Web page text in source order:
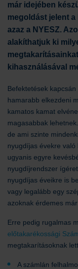
már idejében
megoldást jelent
azaz a NYESZ.
alakíthatjuk ki
kihasználásával
Befektetések
hamarabb elkezdeni
kamatos kamat
magasabbak
de ami szinte
nyugdíjas évekre
ugyanis egyre
nyugdíjrendszer
nyugdíjas éveikre is
vagy legalább egy
azoknak érdemes
Erre pedig rugalmas
előtakarékossági
megtakarításoknak
A számlán